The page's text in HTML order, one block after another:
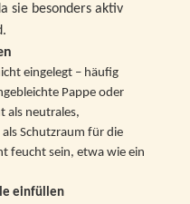
sie besonders aktiv
eingelegt – häufig
Pappe oder
als neutrales,
Schutzraum für die
feucht sein, etwa wie ein
einfüllen